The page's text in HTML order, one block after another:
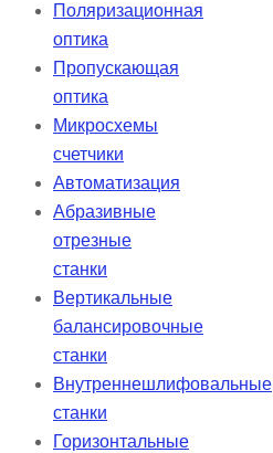
Поляризационная
оптика
Пропускающая
оптика
Микросхемы
счетчики
Автоматизация
Абразивные
отрезные
станки
Вертикальные
балансировочные
станки
Внутреннешлифовальные
станки
Горизонтальные